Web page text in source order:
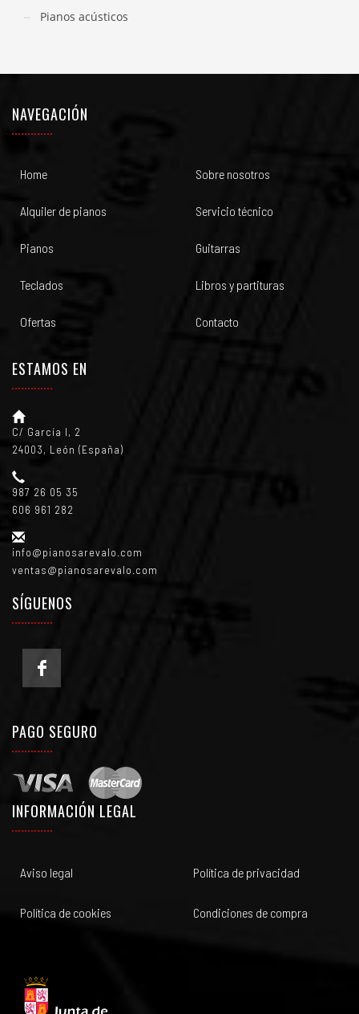
Pianos acústicos
NAVEGACIÓN
Home Sobre nosotros
Alquiler de pianos Servicio técnico
Pianos Guitarras
Teclados Libros y partituras
Ofertas Contacto
ESTAMOS EN
C/ García I, 2
24003, León (España)
987 26 05 35
606 961 282
info@pianosarevalo.com
ventas@pianosarevalo.com
SÍGUENOS
PAGO SEGURO
INFORMACIÓN LEGAL
Aviso legal Política de privacidad
Política de cookies Condiciones de compra